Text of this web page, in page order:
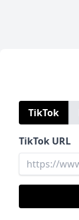
TikTok
TikTok URL